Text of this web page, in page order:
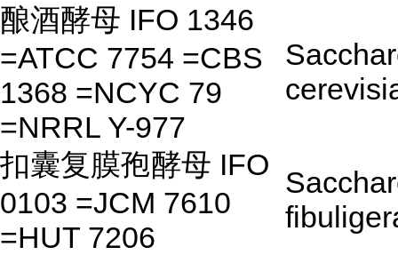
酿酒酵母 IFO 1346
=ATCC 7754 =CBS
1368 =NCYC 79
=NRRL Y-977
扣囊复膜孢酵母 IFO
0103 =JCM 7610
=HUT 7206